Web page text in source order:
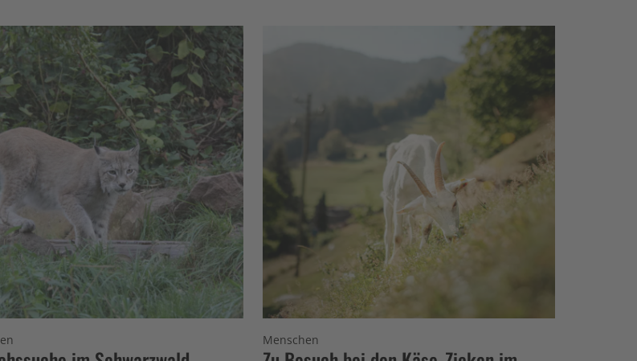
Menschen